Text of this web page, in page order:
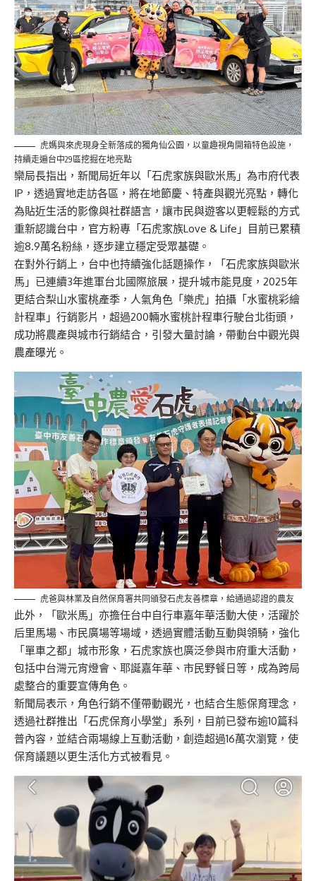
虎媽與來虎現身全新落成的獨角仙公園，以童趣視角開箱特色設施，
持續走遍台中29區挖掘在地亮點
欒局長指出，新聞局近年以「石虎家族與歐米馬」為市府代表
IP，透過實地走訪各區，將在地節慶、特產與觀光亮點，轉化
為貼近生活的影像與社群語言，讓市民與遊客以更輕鬆的方式
重新認識台中，官方粉專「石虎家族Love & Life」目前已累積
逾8.9萬名粉絲，逐步建立穩定受眾基礎。
在對外行銷上，台中也持續強化話題操作，「石虎家族與歐米
馬」已連續3年進軍台北國際旅展，提升城市能見度，2025年
更結合梨山水蜜桃產季，人氣角色「樂虎」拍攝「水蜜桃彩繪
計程車」行銷影片，超過200輛水蜜桃計程車行駛台北街頭，
成功將農產與城市行銷結合，引發大量討論，帶動台中觀光與
農產曝光。
虎爸與林業及自然保育署共同頒發石虎友善標章，給通過認證的農友
此外，「歐米馬」亦擔任台中自行車嘉年華活動大使，活躍於
后里馬場、市民廣場等場域，透過實體活動互動與領騎，強化
「單車之都」城市形象，石虎家族也廣泛參與市府重大活動，
包括中台灣元宵燈會、耶誕嘉年華、市民野餐日等，成為跨局
處整合的重要宣傳角色。
新聞局表示，角色行銷不僅帶動觀光，也結合生態保育理念，
透過社群推出「石虎保育小學堂」系列，目前已發布逾10篇科
普內容，並結合兩場線上互動活動，創造超過16萬次瀏覽，使
保育議題以更生活化方式被看見。